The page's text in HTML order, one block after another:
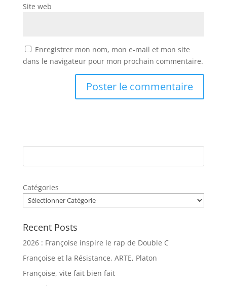
Site web
Enregistrer mon nom, mon e-mail et mon site
dans le navigateur pour mon prochain commentaire.
Catégories
Recent Posts
2026 : Françoise inspire le rap de Double C
Françoise et la Résistance, ARTE, Platon
Françoise, vite fait bien fait